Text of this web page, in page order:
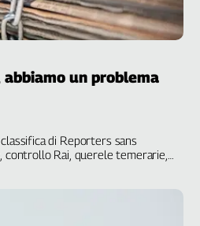
un problema
di Reporters sans
controllo Rai, querele temerarie,